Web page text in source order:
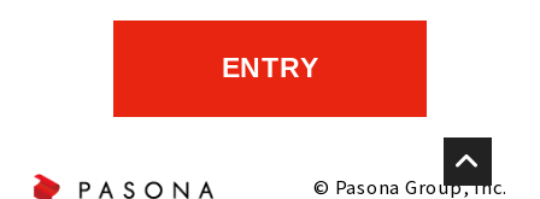
ENTRY
© Pasona Group, Inc.